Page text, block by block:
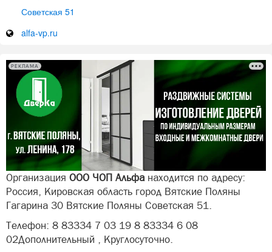
Советская 51
alfa-vp.ru
РЕКЛАМА
Организация ООО ЧОП Альфа находится по адресу:
Россия, Кировская область город Вятские Поляны
Гагарина 30 Вятские Поляны Советская 51.
Телефон: 8 83334 7 03 19 8 83334 6 08
02Дополнительный , Круглосуточно.